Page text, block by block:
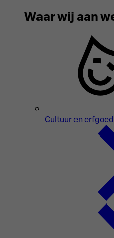
Waar wij aan
Cultuur en erfgoed